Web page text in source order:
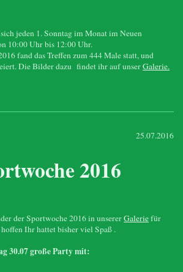
jeden 1. Sonntag im Monat im Neuen
10:00 Uhr bis 12:00 Uhr.
fand das Treffen zum 444 Male statt, und
Die Bilder dazu findet ihr auf unserGalerie.
25.07.2016
2016
der Sportwoche 2016 in unsererGaleriefür
Ihr hattet bisher viel Spaß .
30.07 große Party mit: